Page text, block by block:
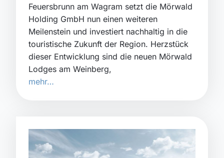
Feuersbrunn am Wagram setzt die Mörwald
Holding GmbH nun einen weiteren
Meilenstein und investiert nachhaltig in die
touristische Zukunft der Region. Herzstück
dieser Entwicklung sind die neuen Mörwald
Lodges am Weinberg,
mehr…